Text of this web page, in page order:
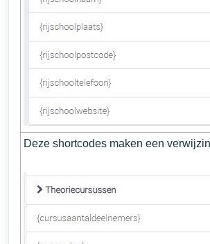
Deze shortcodes maken een